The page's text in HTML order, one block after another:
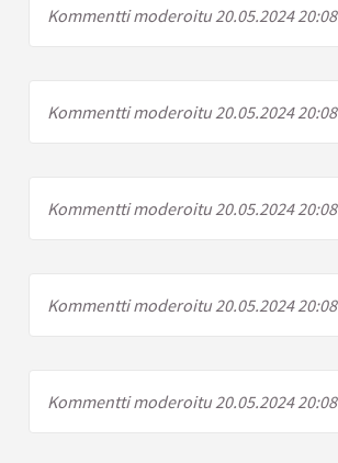
Kommentti moderoitu 20.05.2024 20:08
Kommentti moderoitu 20.05.2024 20:08
Kommentti moderoitu 20.05.2024 20:08
Kommentti moderoitu 20.05.2024 20:08
Kommentti moderoitu 20.05.2024 20:08